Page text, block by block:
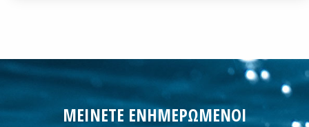
ΜΕΙΝΕΤΕ ΕΝΗΜΕΡΩΜΕΝΟΙ